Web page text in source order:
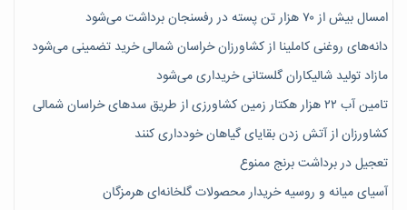
امسال بیش از ۷۰ هزار تن پسته در رفسنجان برداشت می‌شود
دانه‌های روغنی کاملینا از کشاورزان خراسان شمالی خرید تضمینی می‌شود
مازاد تولید شالیکاران گلستانی خریداری می‌شود
تامین آب ۲۲ هزار هکتار زمین کشاورزی از طریق سدهای خراسان شمالی
کشاورزان از آتش زدن بقایای گیاهان خودداری کنند
تعجیل در برداشت برنج ممنوع
آسیای میانه و روسیه خریدار محصولات گلخانه‌ای هرمزگان